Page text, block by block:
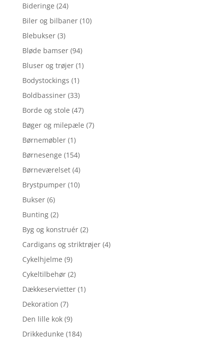
Bideringe (24)
Biler og bilbaner (10)
Blebukser (3)
Bløde bamser (94)
Bluser og trøjer (1)
Bodystockings (1)
Boldbassiner (33)
Borde og stole (47)
Bøger og milepæle (7)
Børnemøbler (1)
Børnesenge (154)
Børneværelset (4)
Brystpumper (10)
Bukser (6)
Bunting (2)
Byg og konstruér (2)
Cardigans og striktrøjer (4)
Cykelhjelme (9)
Cykeltilbehør (2)
Dækkeservietter (1)
Dekoration (7)
Den lille kok (9)
Drikkedunke (184)